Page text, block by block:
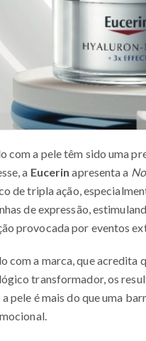
com a pele têm sido uma
a Eucerin apresenta a
de tripla ação,
de expressão,
provocada por eventos
com a marca, que acredita
transformador, os
a pele é mais do que uma